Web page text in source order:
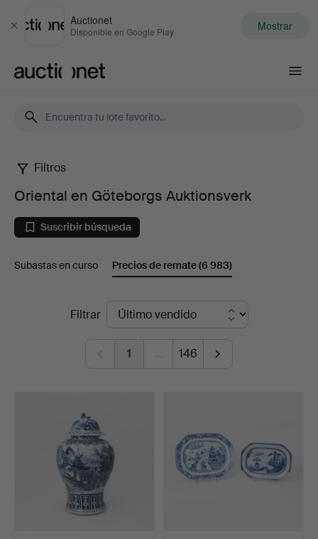
Cerrar
Auctionet
Disponible en Google Play Mostrar
Oriental
en
Göteborgs
Auktionsverk
Filtros
Oriental en Göteborgs Auktionsverk
Suscribir búsqueda
Subastas en curso Precios de remate(6 983)
Filtrar
1 … 146